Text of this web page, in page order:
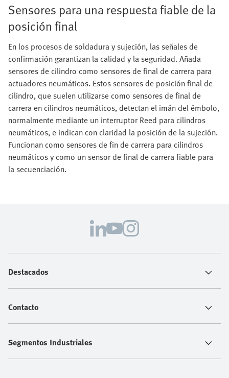
Sensores para una respuesta fiable de la
posición final
En los procesos de soldadura y sujeción, las señales de
confirmación garantizan la calidad y la seguridad. Añada
sensores de cilindro como sensores de final de carrera para
actuadores neumáticos. Estos sensores de posición final de
cilindro, que suelen utilizarse como sensores de final de
carrera en cilindros neumáticos, detectan el imán del émbolo,
normalmente mediante un interruptor Reed para cilindros
neumáticos, e indican con claridad la posición de la sujeción.
Funcionan como sensores de fin de carrera para cilindros
neumáticos y como un sensor de final de carrera fiable para
la secuenciación.
Destacados
Contacto
Segmentos Industriales